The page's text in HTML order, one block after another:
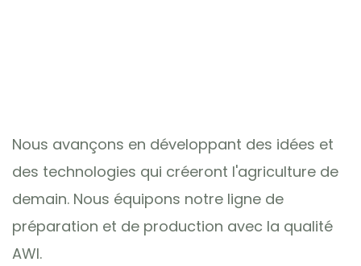
Nous avançons en développant des idées et
des technologies qui créeront l'agriculture de
demain. Nous équipons notre ligne de
préparation et de production avec la qualité
AWI.